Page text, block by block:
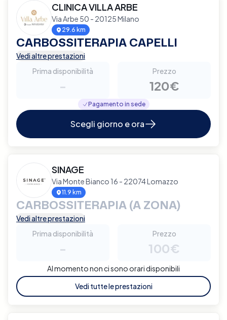
CLINICA VILLA ARBE
Via Arbe 50 - 20125 Milano
29.6 km
CARBOSSITERAPIA CAPELLI
Vedi altre prestazioni
Prima disponibilità
-
Prezzo
120€
Pagamento in sede
Scegli giorno e ora
SINAGE
Via Monte Bianco 16 - 22074 Lomazzo
11.9 km
CARBOSSITERAPIA (A ZONA)
Vedi altre prestazioni
Prima disponibilità
-
Prezzo
100€
Al momento non ci sono orari disponibili
Vedi tutte le prestazioni